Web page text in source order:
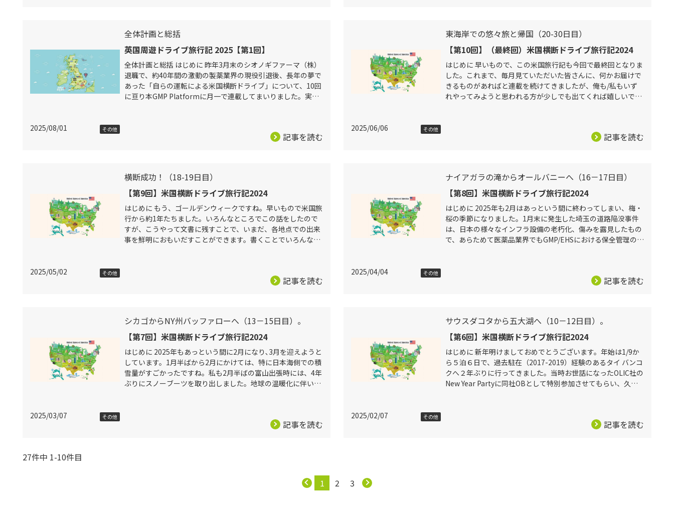
2025/08/01 その他
全体計画と総括
英国周遊ドライブ旅行記 2025【第1回】
全体計画と総括 はじめに 昨年3月末のシオノギファーマ（株）
退職で、約40年間の激動の製薬業界の現役引退後、長年の夢で
あった「自らの運転による米国横断ドライブ」について、10回
に亘り本GMP Platformに月一で連載してまいりました。実
記事を読む
2025/06/06 その他
東海岸での悠々旅と帰国（20-30日目）
【第10回】（最終回）米国横断ドライブ旅行記2024
はじめに 早いもので、この米国旅行記も今回で最終回となりま
した。これまで、毎月見ていただいた皆さんに、何かお届けで
きるものがあればと連載を続けてきましたが、俺も/私もいず
れやってみようと思われる方が少しでも出てくれば嬉しいです
記事を読む
2025/05/02 その他
横断成功！（18-19日目）
【第9回】米国横断ドライブ旅行記2024
はじめに もう、ゴールデンウィークですね。早いもので米国旅
行から約1年たちました。いろんなところでこの話をしたので
すが、こうやって文書に残すことで、いまだ、各地点での出来
事を鮮明におもいだすことができます。書くことでいろんな方
記事を読む
2025/04/04 その他
ナイアガラの滝からオールバニーへ（16－17日目）
【第8回】米国横断ドライブ旅行記2024
はじめに 2025年も2月はあっという間に終わってしまい、梅・
桜の季節になりました。1月末に発生した埼玉の道路陥没事件
は、日本の様々なインフラ設備の老朽化、傷みを露見したもの
で、あらためて医薬品業界でもGMP/EHSにおける保全管理の重
記事を読む
2025/03/07 その他
シカゴからNY州バッファローへ（13－15日目）。
【第7回】米国横断ドライブ旅行記2024
はじめに 2025年もあっという間に2月になり､3月を迎えようと
しています。1月半ばから2月にかけては、特に日本海側での積
雪量がすごかったですね。私も2月半ばの富山出張時には、4年
ぶりにスノーブーツを取り出しました。地球の温暖化に伴い、
記事を読む
2025/02/07 その他
サウスダコタから五大湖へ（10－12日目）。
【第6回】米国横断ドライブ旅行記2024
はじめに 新年明けましておめでとうございます。年始は1/9か
ら５泊６日で、過去駐在（2017-2019）経験のあるタイ バンコ
クへ２年ぶりに行ってきました。当時お世話になったOLIC社の
New Year Partyに同社OBとして特別参加させてもらい、久し
記事を読む
27件中 1-10件目
1 2 3